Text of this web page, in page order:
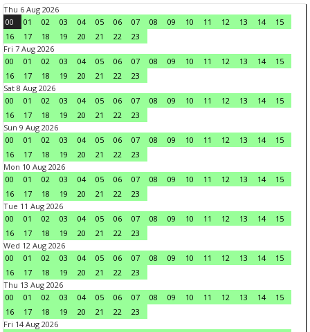
Thu 6 Aug 2026
00
01 02 03 04 05 06 07 08 09 10 11 12 13 14
15
16
17 18 19 20 21 22
23
Fri 7 Aug 2026
00
01 02 03 04 05 06 07 08 09 10 11 12 13 14
15
16
17 18 19 20 21 22
23
Sat 8 Aug 2026
00
01 02 03 04 05 06 07 08 09 10 11 12 13 14
15
16
17 18 19 20 21 22
23
Sun 9 Aug 2026
00
01 02 03 04 05 06 07 08 09 10 11 12 13 14
15
16
17 18 19 20 21 22
23
Mon 10 Aug 2026
00
01 02 03 04 05 06 07 08 09 10 11 12 13 14
15
16
17 18 19 20 21 22
23
Tue 11 Aug 2026
00
01 02 03 04 05 06 07 08 09 10 11 12 13 14
15
16
17 18 19 20 21 22
23
Wed 12 Aug 2026
00
01 02 03 04 05 06 07 08 09 10 11 12 13 14
15
16
17 18 19 20 21 22
23
Thu 13 Aug 2026
00
01 02 03 04 05 06 07 08 09 10 11 12 13 14
15
16
17 18 19 20 21 22
23
Fri 14 Aug 2026